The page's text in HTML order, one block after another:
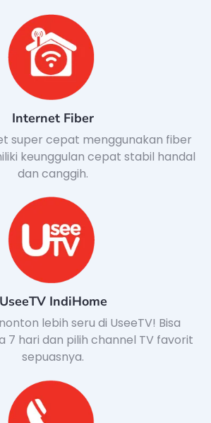
Internet Fiber
super cepat menggunakan fiber
keunggulan cepat stabil handal
dan canggih.
UseeTV IndiHome
lebih seru di UseeTV! Bisa
7 hari dan pilih channel TV favorit
sepuasnya.